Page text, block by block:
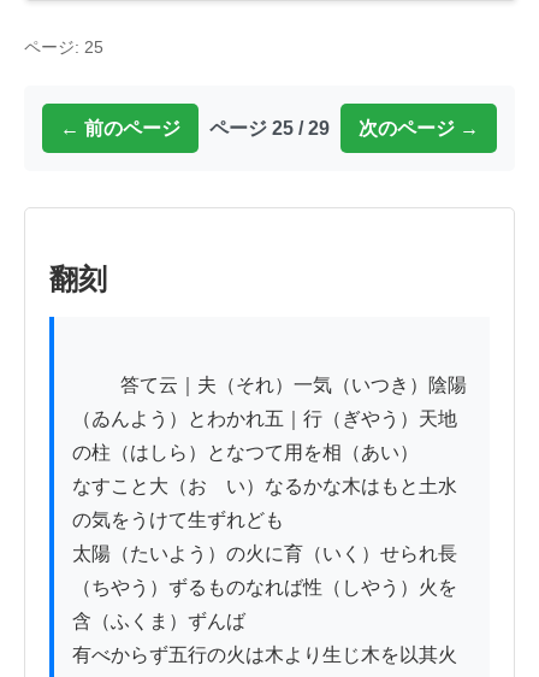
ページ: 25
← 前のページ ページ 25 / 29 次のページ →
翻刻
（ゐんよう）とわかれ五｜行（ぎやう）天地
の柱（はしら）となつて用を相（あい）
なすこと大（おゝい）なるかな木はもと土水
の気をうけて生ずれども
太陽（たいよう）の火に育（いく）せられ長
（ちやう）ずるものなれば性（しやう）火を
含（ふくま）ずんば
有べからず五行の火は木より生じ木を以其火